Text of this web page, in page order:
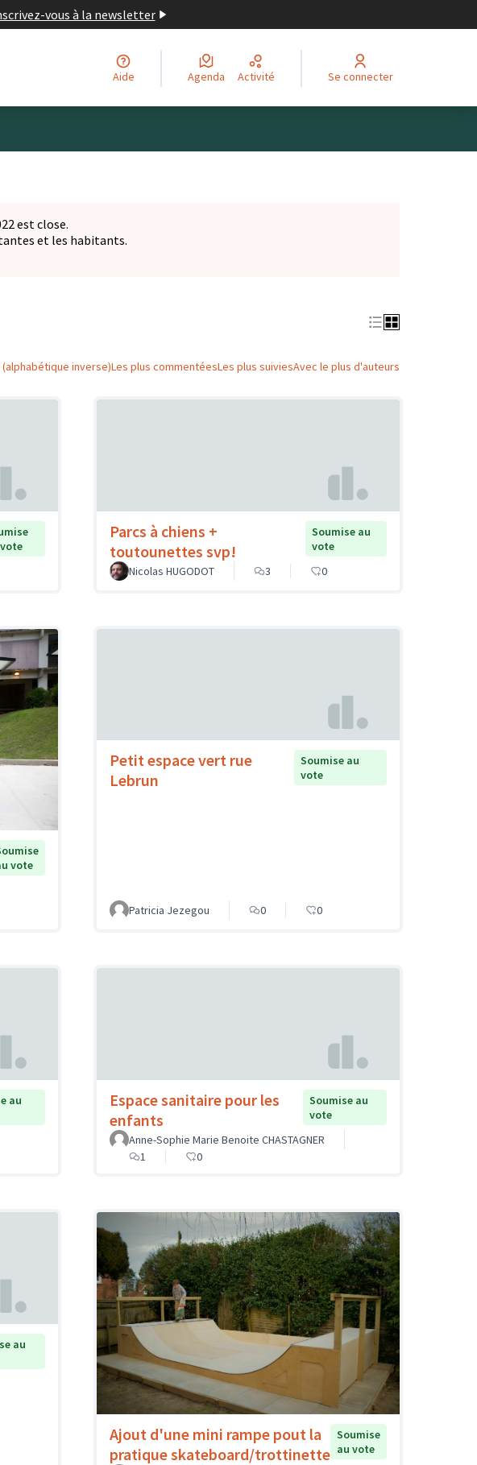
vous à la newsletter
Aide Agenda Activité Se connecter
est close.
et les habitants.
(alphabétique inverse)Les plus commentéesLes plus suiviesAvec le plus d'auteurs
Parcs à chiens +
toutounettes svp!
Soumise au
vote
Nicolas HUGODOT
3 0
vote
Petit espace vert rue
Lebrun
Soumise au
vote
Patricia Jezegou 0 0
au
Espace sanitaire pour les
enfants
Soumise au
vote
Anne-Sophie Marie Benoite CHASTAGNER
1
0
au
Ajout d'une mini rampe pout la
pratique skateboard/trottinette
Soumise
au vote